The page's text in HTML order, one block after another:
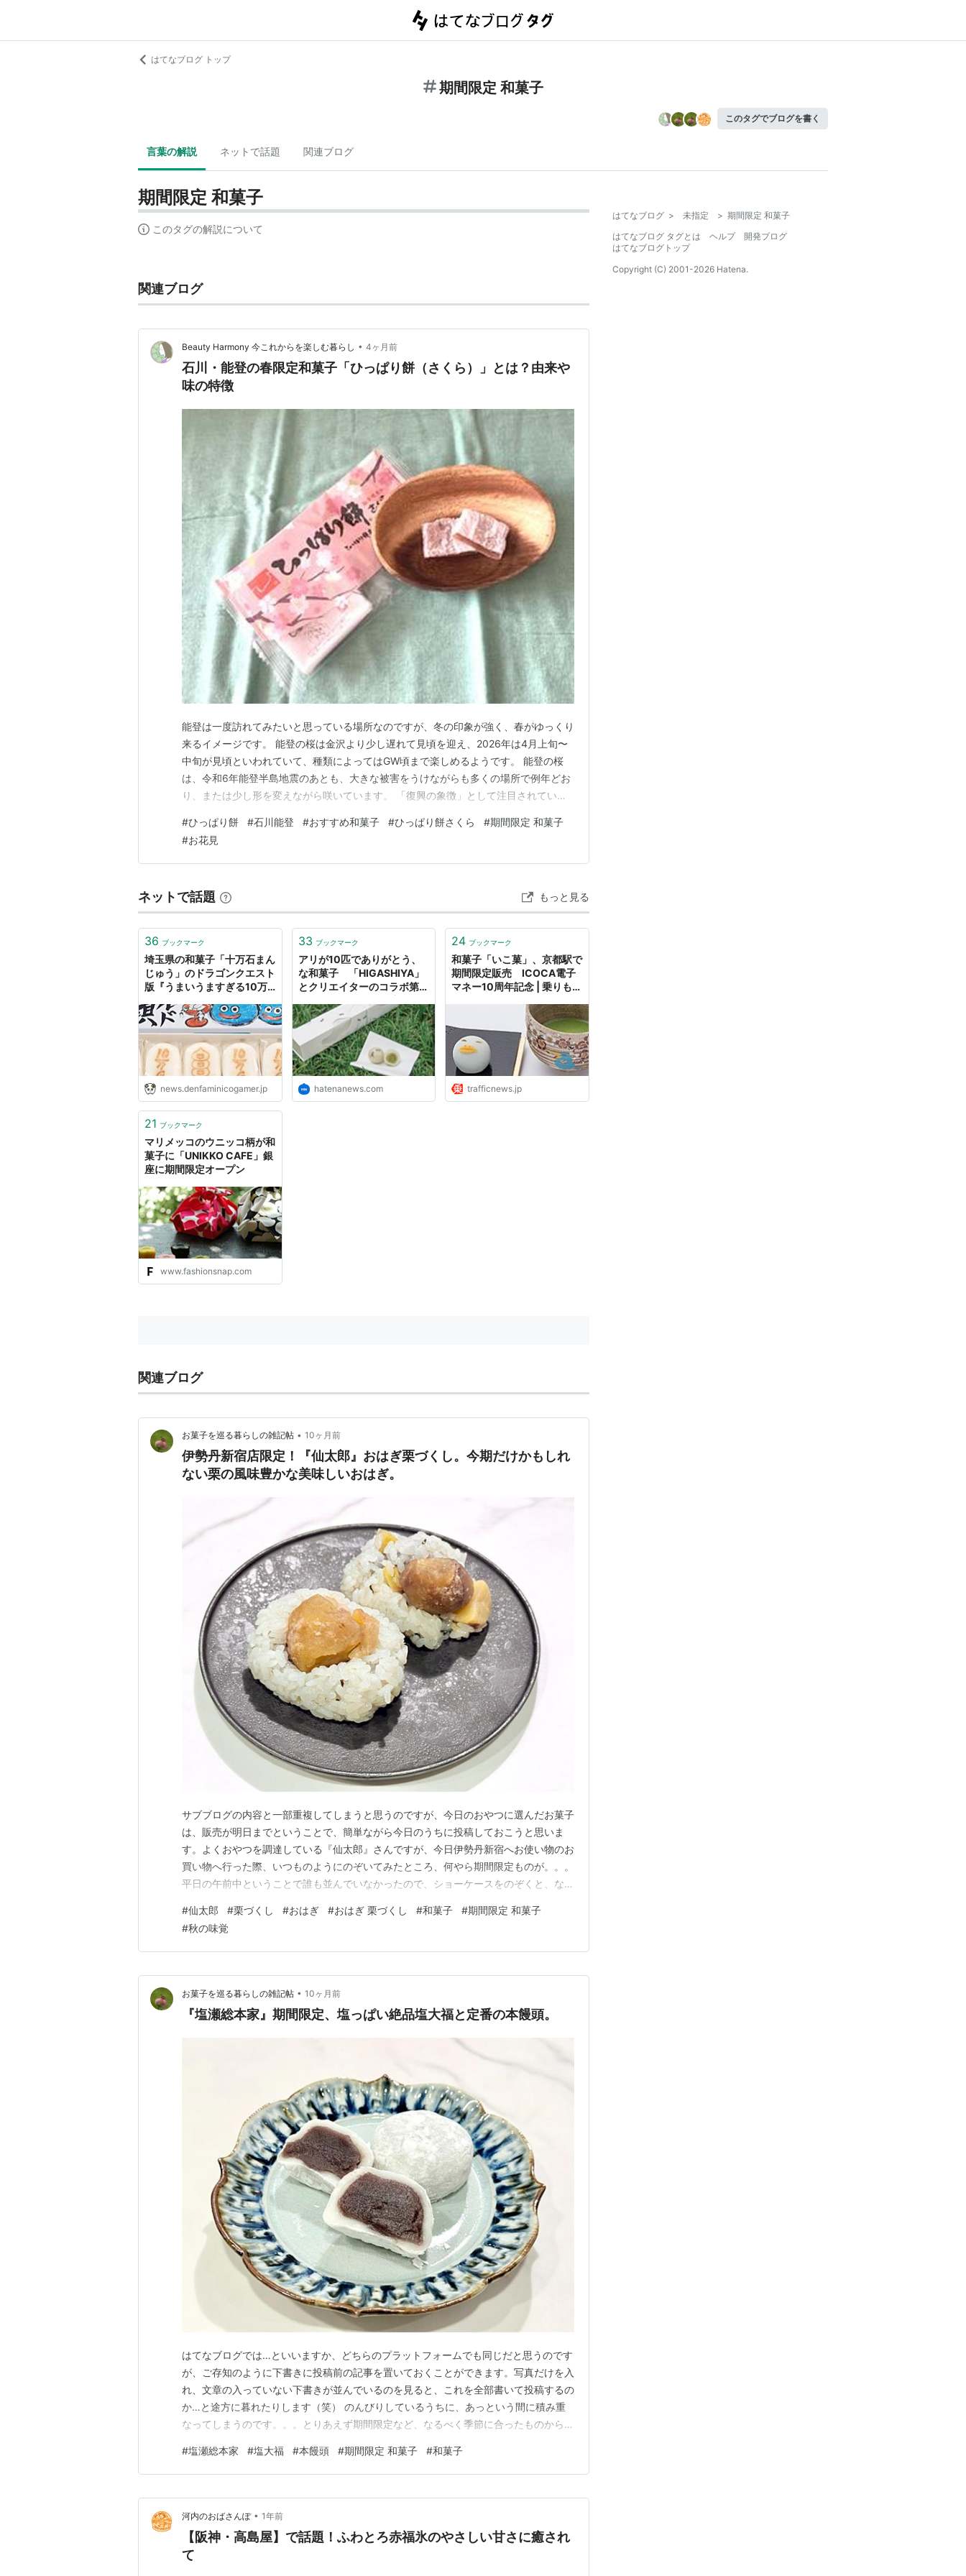
はてなブログ トップ
期間限定 和菓子
このタグでブログを書く
言葉の解説 ネットで話題 関連ブログ
期間限定 和菓子
このタグの解説について
関連ブログ
Beauty Harmony 今これからを楽しむ暮らし • 4ヶ月前
石川・能登の春限定和菓子「ひっぱり餅（さくら）」とは？由来や
味の特徴
能登は一度訪れてみたいと思っている場所なのですが、冬の印象が強く、春がゆっくり
来るイメージです。 能登の桜は金沢より少し遅れて見頃を迎え、2026年は4月上旬〜
中旬が見頃といわれていて、種類によってはGW頃まで楽しめるようです。 能登の桜
は、令和6年能登半島地震のあとも、大きな被害をうけながらも多くの場所で例年どお
り、または少し形を変えながら咲いています。 「復興の象徴」として注目されている
い和菓子が数多くあります。 その中でも、能登の春を感じさせる和菓子のひとつが
「ひっぱり餅（さくら）」です。 ほんのり桜が香るこの…
#ひっぱり餅 #石川能登 #おすすめ和菓子 #ひっぱり餅さくら #期間限定 和菓子
#お花見
ネットで話題 もっと見る
36 ブックマーク
埼玉県の和菓子「十万石まん
じゅう」のドラゴンクエスト
版『うまいうますぎる10万
13日（日）より期間限定で
販売開始
news.denfaminicogamer.jp
33 ブックマーク
アリが10匹でありがとう、
な和菓子 「HIGASHIYA」
とクリエイターのコラボ第1
てなニュース
hatenanews.com
24 ブックマーク
和菓子「いこ菓」、京都駅で
期間限定販売 ICOCA電子
マネー10周年記念 | 乗りもの
trafficnews.jp
21 ブックマーク
マリメッコのウニッコ柄が和
菓子に「UNIKKO CAFE」銀
座に期間限定オープン
www.fashionsnap.com
関連ブログ
お菓子を巡る暮らしの雑記帖 • 10ヶ月前
伊勢丹新宿店限定！『仙太郎』おはぎ栗づくし。今期だけかもしれ
ない栗の風味豊かな美味しいおはぎ。
サブブログの内容と一部重複してしまうと思うのですが、今日のおやつに選んだお菓子
は、販売が明日までということで、簡単ながら今日のうちに投稿しておこうと思いま
す。よくおやつを調達している『仙太郎』さんですが、今日伊勢丹新宿へお使い物のお
買い物へ行った際、いつものようにのぞいてみたところ、何やら期間限定ものが。。。
平日の午前中ということで誰も並んでいなかったので、ショーケースをのぞくと、なん
て見るおはぎでした。 これはお試ししてみたいとなと、お持ち帰りです。 おはぎ 栗づ
くし 1個 ¥389（税込） 消費期限 当日栗をたっ…
#仙太郎 #栗づくし #おはぎ #おはぎ 栗づくし #和菓子 #期間限定 和菓子
#秋の味覚
お菓子を巡る暮らしの雑記帖 • 10ヶ月前
『塩瀬総本家』期間限定、塩っぱい絶品塩大福と定番の本饅頭。
はてなブログでは…といいますか、どちらのプラットフォームでも同じだと思うのです
が、ご存知のように下書きに投稿前の記事を置いておくことができます。写真だけを入
れ、文章の入っていない下書きが並んでいるのを見ると、これを全部書いて投稿するの
か…と途方に暮れたりします（笑） のんびりしているうちに、あっという間に積み重
なってしまうのです。。。とりあえず期間限定など、なるべく季節に合ったものから頑
きな和菓子屋さん『塩瀬総本家』さんの期間限定ものです。 塩大福 1個 ¥357（税込）
消費期限 当日昔ながらのしっかり歯応えのある…
#塩瀬総本家 #塩大福 #本饅頭 #期間限定 和菓子 #和菓子
河内のおばさんぽ • 1年前
【阪神・高島屋】で話題！ふわとろ赤福氷のやさしい甘さに癒され
て
はてなブログ > 未指定 > 期間限定 和菓子
はてなブログ タグとは
ヘルプ
開発ブログ
はてなブログトップ
Copyright (C) 2001-2026 Hatena.